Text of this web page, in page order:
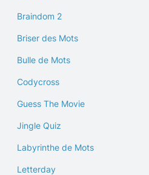
Braindom 2
Briser des Mots
Bulle de Mots
Codycross
Guess The Movie
Jingle Quiz
Labyrinthe de Mots
Letterday